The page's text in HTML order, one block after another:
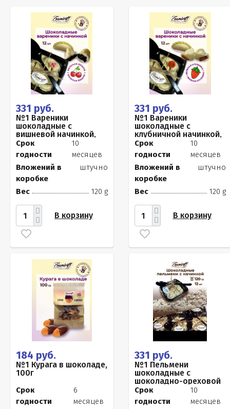
331 руб.
№1 Вареники
шоколадные с
вишневой начинкой,
120г
Срок
годности
10
месяцев
Вложений в
коробке
штучно
Вес 120 g
В корзину
331 руб.
№1 Вареники
шоколадные с
клубничной начинкой,
120г
Срок
годности
10
месяцев
Вложений в
коробке
штучно
Вес 120 g
В корзину
184 руб.
№1 Курага в шоколаде,
100г
Срок
годности
6
месяцев
331 руб.
№1 Пельмени
шоколадные с
шоколадно-ореховой
начинкой, 120г
Срок
годности
10
месяцев